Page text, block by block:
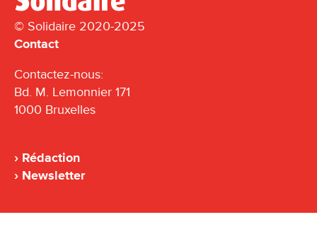
© Solidaire 2020-2025
Contact
Contactez-nous:
Bd. M. Lemonnier 171
1000 Bruxelles
Rédaction
Newsletter